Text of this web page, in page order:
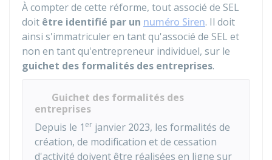
À compter de cette réforme, tout associé de SEL
doit être identifié par un numéro Siren. Il doit
ainsi s'immatriculer en tant qu'associé de SEL et
non en tant qu'entrepreneur individuel, sur le
guichet des formalités des entreprises.
Guichet des formalités des
entreprises
Depuis le 1 er janvier 2023, les formalités de
création, de modification et de cessation
d'activité doivent être réalisées en ligne sur